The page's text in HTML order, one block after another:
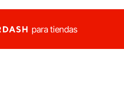
para tiendas